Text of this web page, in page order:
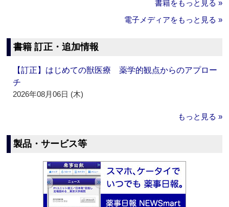
書籍をもっと見る »
電子メディアをもっと見る »
書籍 訂正・追加情報
【訂正】はじめての獣医療 薬学的観点からのアプロー
チ
2026年08月06日 (木)
もっと見る »
製品・サービス等